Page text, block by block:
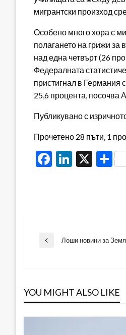
мигрантски произход
Особено много хора с
полагането на грижи за
над една четвърт (26
Федералната
пристигнал в Германия
25,6 процента, посочва
Публикувано с
Прочетено 28 пъти, 1
Facebook
LinkedIn
X
Previous
Лоши новини за
YOU MIGHT ALSO LIKE